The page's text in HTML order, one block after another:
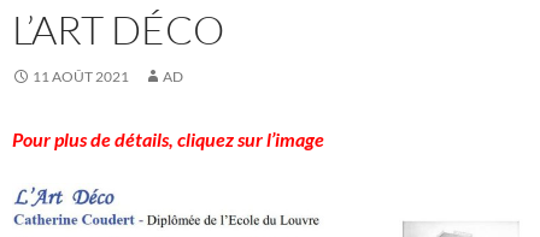
L’ART DÉCO
11 AOÛT 2021 AD
Pour plus de détails, cliquez sur l’image